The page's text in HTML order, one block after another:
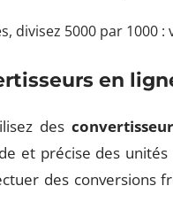
divisez 5000 par 1000
en
des
et précise des
des conversions